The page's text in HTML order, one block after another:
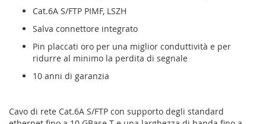
Cat.6A S/FTP PIMF, LSZH
Salva connettore integrato
Pin placcati oro per una miglior conduttività e per
ridurre al minimo la perdita di segnale
10 anni di garanzia
Cavo di rete Cat.6A S/FTP con supporto degli standard